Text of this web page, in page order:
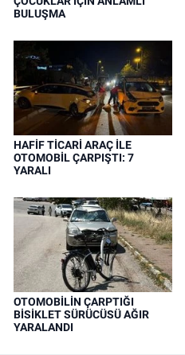
BULUŞMA
HAFİF TİCARİ ARAÇ İLE
OTOMOBİL ÇARPIŞTI: 7
YARALI
OTOMOBİLİN ÇARPTIĞI
BİSİKLET SÜRÜCÜSÜ AĞIR
YARALANDI